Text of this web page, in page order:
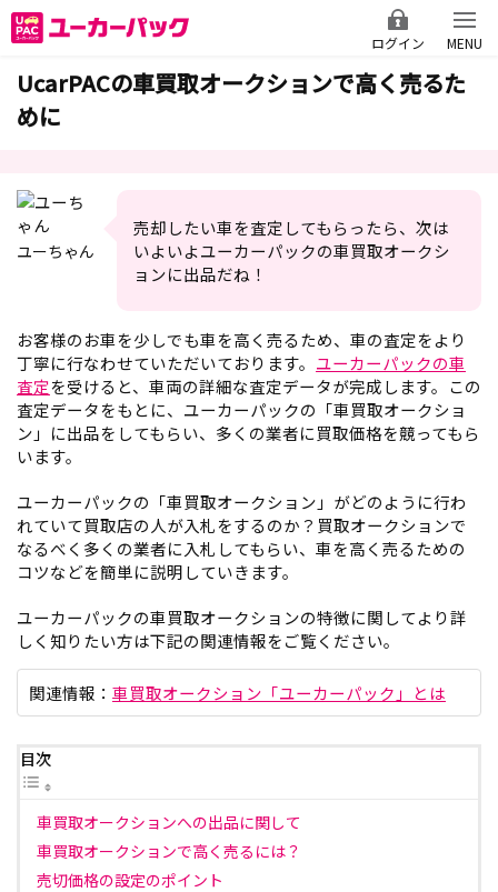
ログイン MENU
UcarPACの車買取オークションで高く売るた
めに
ユーちゃん
売却したい車を査定してもらったら、次は
いよいよユーカーパックの車買取オークシ
ョンに出品だね！
お客様のお車を少しでも車を高く売るため、車の査定をより
丁寧に行なわせていただいております。 ユーカーパックの車
査定を受けると、車両の詳細な査定データが完成します。この
査定データをもとに、ユーカーパックの「車買取オークショ
ン」に出品をしてもらい、多くの業者に買取価格を競ってもら
います。
ユーカーパックの「車買取オークション」がどのように行わ
れていて買取店の人が入札をするのか？買取オークションで
なるべく多くの業者に入札してもらい、車を高く売るための
コツなどを簡単に説明していきます。
ユーカーパックの車買取オークションの特徴に関してより詳
しく知りたい方は下記の関連情報をご覧ください。
関連情報： 車買取オークション「ユーカーパック」とは
目次
車買取オークションへの出品に関して
車買取オークションで高く売るには？
売切価格の設定のポイント